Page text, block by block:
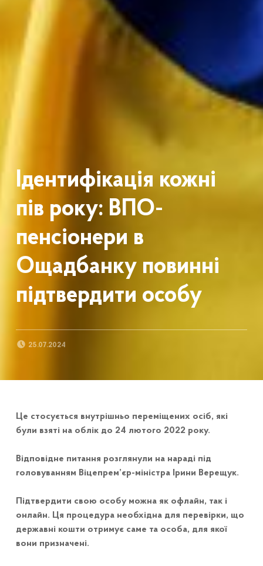
Ідентифікація кожні
пів року: ВПО-
пенсіонери в
Ощадбанку повинні
підтвердити особу
25.07.2024
Це стосується внутрішньо переміщених осіб, які
були взяті на облік до 24 лютого 2022 року.
Відповідне питання розглянули на нараді під
головуванням Віцепрем’єр-міністра Ірини Верещук.
Підтвердити свою особу можна як офлайн, так і
онлайн. Ця процедура необхідна для перевірки, що
державні кошти отримує саме та особа, для якої
вони призначені.